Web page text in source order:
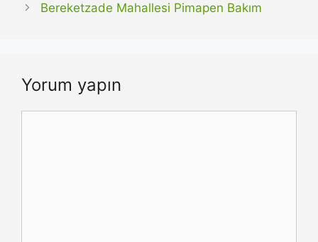
Bereketzade Mahallesi Pimapen Bakım
Yorum yapın